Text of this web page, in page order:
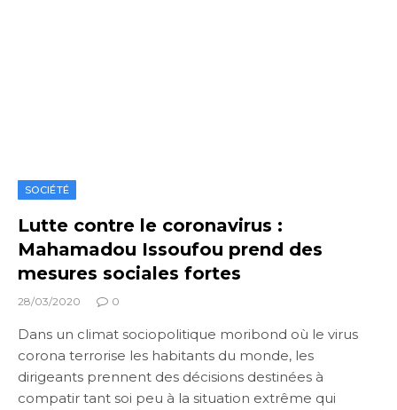
SOCIÉTÉ
Lutte contre le coronavirus :
Mahamadou Issoufou prend des
mesures sociales fortes
28/03/2020 0
Dans un climat sociopolitique moribond où le virus
corona terrorise les habitants du monde, les
dirigeants prennent des décisions destinées à
compatir tant soi peu à la situation extrême qui